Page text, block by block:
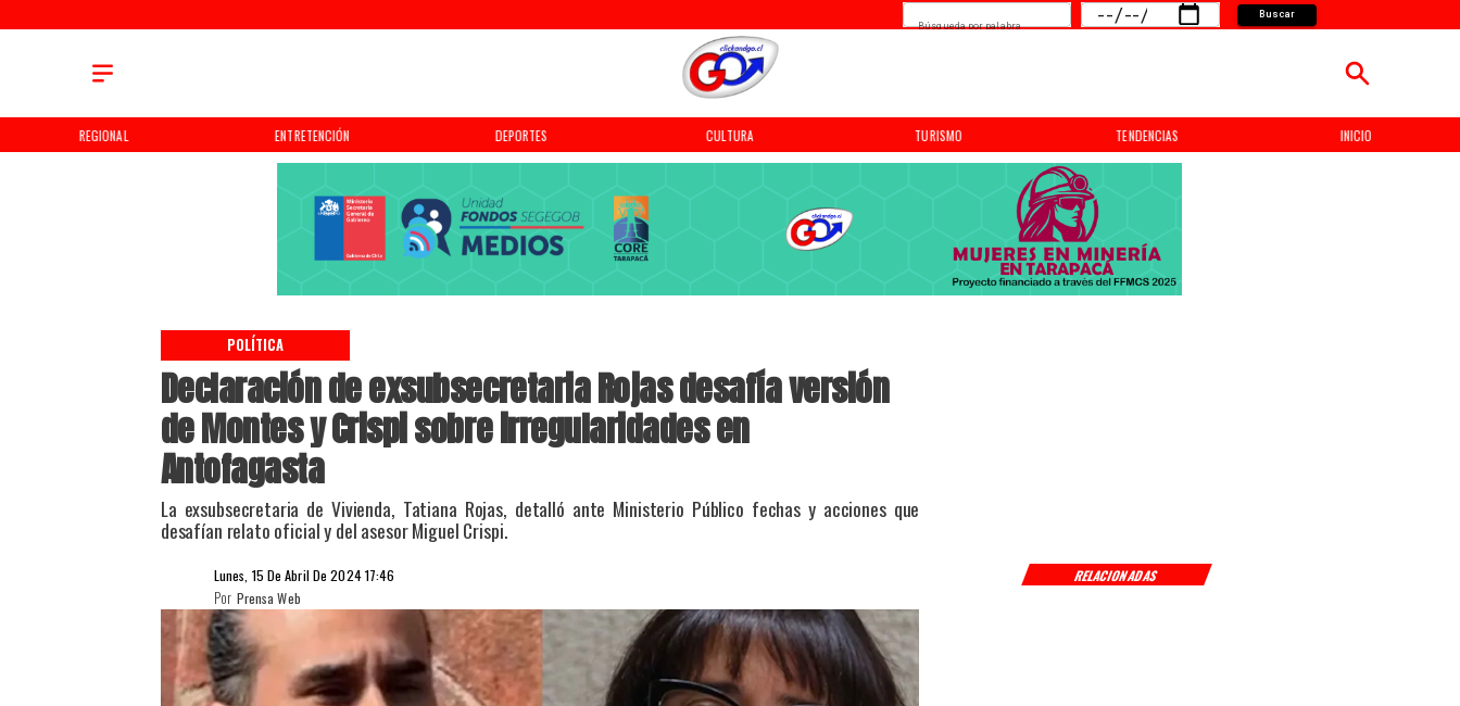
REGIONAL ENTRETENCIÓN DEPORTES CULTURA TURISMO TENDENCIAS INICIO
Buscar
Búsqueda por palabra
Declaración de exsubsecretaria Rojas desafía versión
de Montes y Crispi sobre irregularidades en
Antofagasta
La exsubsecretaria de Vivienda, Tatiana Rojas, detalló ante Ministerio Público fechas y acciones que
desafían relato oficial y del asesor Miguel Crispi.
POLÍTICA
RELACIONADAS
Lunes, 15 De Abril De 2024 17:46
Prensa Web
Por